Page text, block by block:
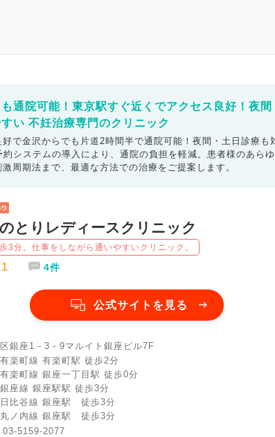
通院可能！東京駅すぐ近くでアクセス良好！夜
い 不妊治療専門のクリニック
好で金沢からでも片道2時間半で通院可能！夜間・土日診療
約システムの導入により、通院の負担を軽減。患者様のあら
周期法まで、最適な方法での治療をご提案します。
とりレディースクリニック
3分。仕事をしながら通いやすいクリニック。
4件
公式サイトを見る
銀座1－3－9マルイト銀座ビル7F
楽町線 有楽町駅 徒歩2分
楽町線 銀座一丁目駅 徒歩0分
座線 銀座駅駅 徒歩3分
比谷線 銀座駅 徒歩3分
ノ内線 銀座駅 徒歩3分
03-5159-2077